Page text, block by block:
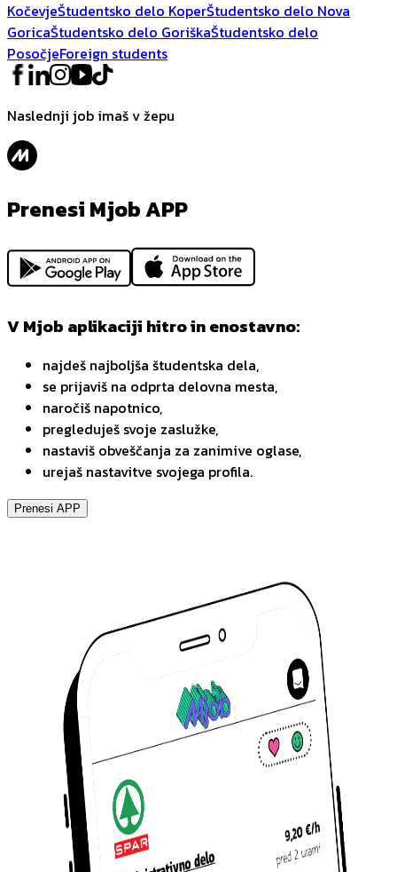
KočevjeŠtudentsko delo KoperŠtudentsko delo Nova
GoricaŠtudentsko delo GoriškaŠtudentsko delo
PosočjeForeign students
Naslednji job imaš v žepu
Prenesi Mjob APP
V Mjob aplikaciji hitro in enostavno:
najdeš najboljša študentska dela,
se prijaviš na odprta delovna mesta,
naročiš napotnico,
pregleduješ svoje zaslužke,
nastaviš obveščanja za zanimive oglase,
urejaš nastavitve svojega profila.
Prenesi APP